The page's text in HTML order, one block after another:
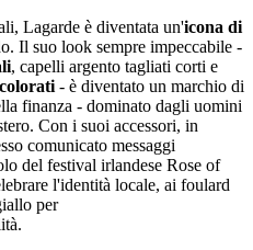
Lagarde è diventata un'icona di
Il suo look sempre impeccabile -
, capelli argento tagliati corti e
colorati - è diventato un marchio di
finanza - dominato dagli uomini
Con i suoi accessori, in
comunicato messaggi
del festival irlandese Rose of
l'identità locale, ai foulard
per